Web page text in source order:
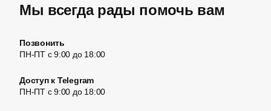
Мы всегда рады помочь вам
Позвонить
ПН-ПТ с 9:00 до 18:00
Доступ к Telegram
ПН-ПТ с 9:00 до 18:00